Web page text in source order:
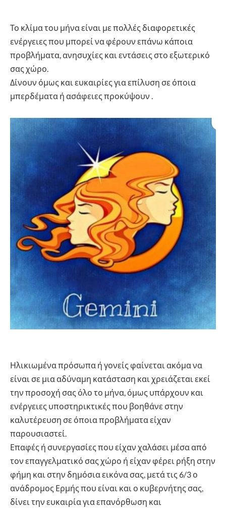
Το κλίμα του μήνα είναι με πολλές διαφορετικές
ενέργειες που μπορεί να φέρουν επάνω κάποια
προβλήματα, ανησυχίες και εντάσεις στο εξωτερικό
σας χώρο.
Δίνουν όμως και ευκαιρίες για επίλυση σε όποια
μπερδέματα ή ασάφειες προκύψουν .
Ηλικιωμένα πρόσωπα ή γονείς φαίνεται ακόμα να
είναι σε μια αδύναμη κατάσταση και χρειάζεται εκεί
την προσοχή σας όλο το μήνα, όμως υπάρχουν και
ενέργειες υποστηρικτικές που βοηθάνε στην
καλυτέρευση σε όποια προβλήματα είχαν
παρουσιαστεί.
Επαφές ή συνεργασίες που είχαν χαλάσει μέσα από
τον επαγγελματικό σας χώρο ή είχαν φέρει ρήξη στην
φήμη και στην δημόσια εικόνα σας, μετά τις 6/3 ο
ανάδρομος Ερμής που είναι και ο κυβερνήτης σας,
δίνει την ευκαιρία για επανόρθωση και